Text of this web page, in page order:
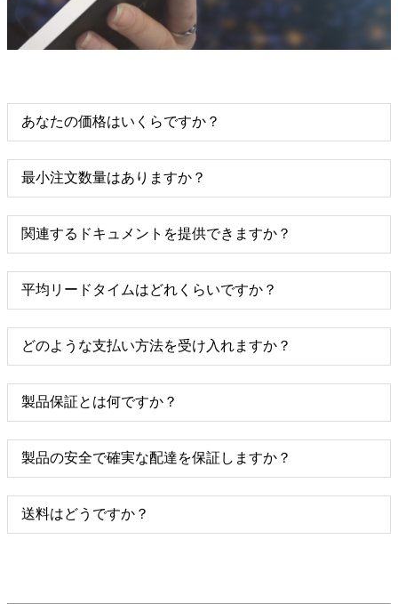
あなたの価格はいくらですか？
最小注文数量はありますか？
関連するドキュメントを提供できますか？
平均リードタイムはどれくらいですか？
どのような支払い方法を受け入れますか？
製品保証とは何ですか？
製品の安全で確実な配達を保証しますか？
送料はどうですか？